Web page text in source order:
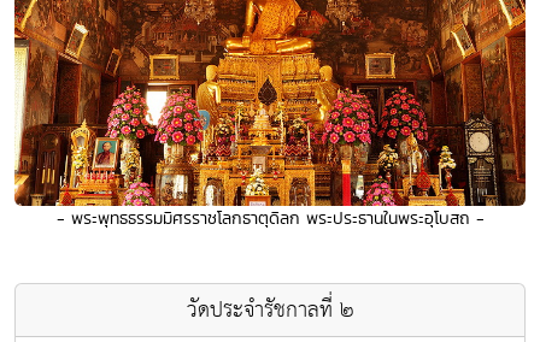
- พระพุทธธรรมมิศรราชโลกธาตุดิลก พระประธานในพระอุโบสถ -
วัดประจำรัชกาลที่ ๒